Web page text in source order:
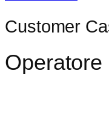
Customer